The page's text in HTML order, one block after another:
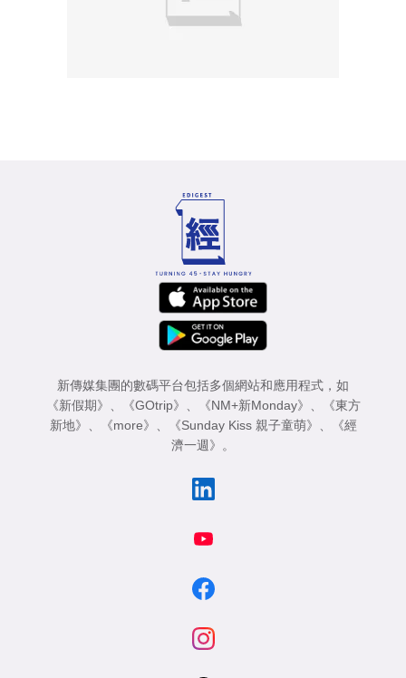
新傳媒集團的數碼平台包括多個網站和應用程式，如
《新假期》
《GOtrip》 《NM+新Monday》
《東方
新地》
《more》 《Sunday Kiss 親子童萌》
《經
濟一週》
。